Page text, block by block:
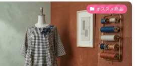
オススメ商品